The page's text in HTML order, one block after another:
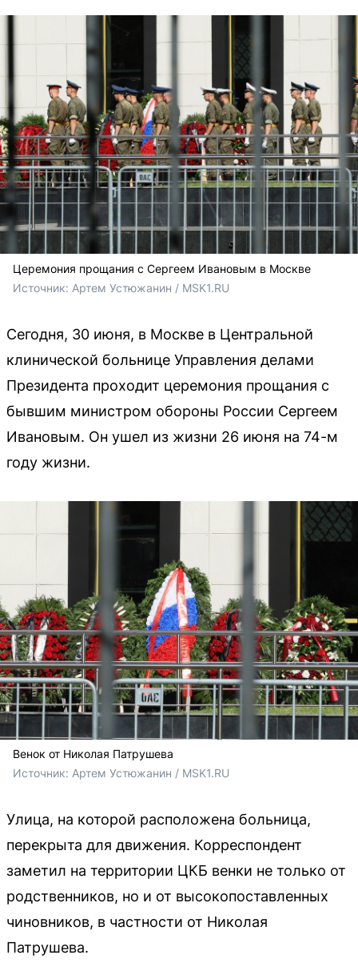
Церемония прощания с Сергеем Ивановым в Москве
Источник: Артем Устюжанин / MSK1.RU
Сегодня, 30 июня, в Москве в Центральной
клинической больнице Управления делами
Президента проходит церемония прощания с
бывшим министром обороны России Сергеем
Ивановым. Он ушел из жизни 26 июня на 74-м
году жизни.
Венок от Николая Патрушева
Источник: Артем Устюжанин / MSK1.RU
Улица, на которой расположена больница,
перекрыта для движения. Корреспондент
заметил на территории ЦКБ венки не только от
родственников, но и от высокопоставленных
чиновников, в частности от Николая
Патрушева.